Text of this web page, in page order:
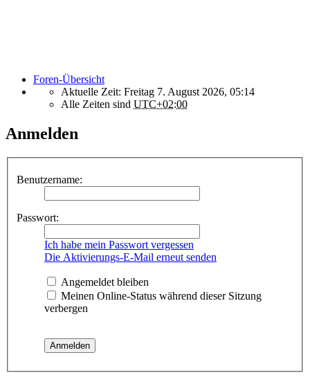
Foren-Übersicht
Aktuelle Zeit: Freitag 7. August 2026, 05:14
Alle Zeiten sind UTC+02:00
Anmelden
Benutzername:
Passwort:
Ich habe mein Passwort vergessen
Die Aktivierungs-E-Mail erneut senden
Angemeldet bleiben
Meinen Online-Status während dieser Sitzung
verbergen